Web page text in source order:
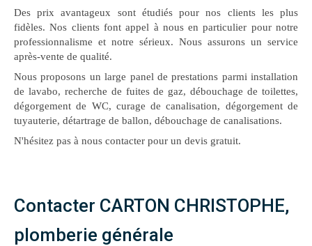
Des prix avantageux sont étudiés pour nos clients les plus
fidèles. Nos clients font appel à nous en particulier pour notre
professionnalisme et notre sérieux. Nous assurons un service
après-vente de qualité.
Nous proposons un large panel de prestations parmi installation
de lavabo, recherche de fuites de gaz, débouchage de toilettes,
dégorgement de WC, curage de canalisation, dégorgement de
tuyauterie, détartrage de ballon, débouchage de canalisations.
N'hésitez pas à nous contacter pour un devis gratuit.
Contacter CARTON CHRISTOPHE,
plomberie générale